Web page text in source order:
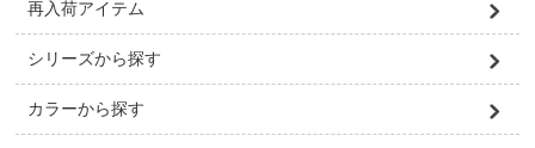
再入荷アイテム
シリーズから探す
カラーから探す